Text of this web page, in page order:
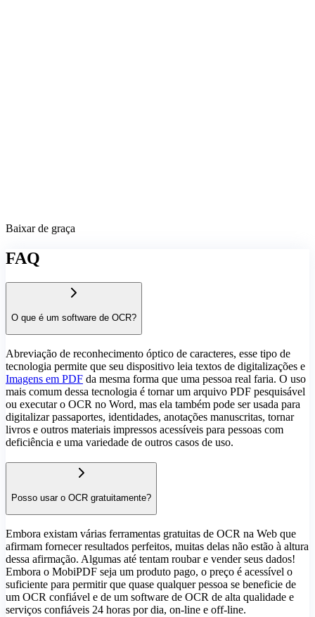
Baixar de graça
FAQ
O que é um software de OCR?
Abreviação de reconhecimento óptico de caracteres, esse tipo de
tecnologia permite que seu dispositivo leia textos de digitalizações e
Imagens em PDF da mesma forma que uma pessoa real faria. O uso
mais comum dessa tecnologia é tornar um arquivo PDF pesquisável
ou executar o OCR no Word, mas ela também pode ser usada para
digitalizar passaportes, identidades, anotações manuscritas, tornar
livros e outros materiais impressos acessíveis para pessoas com
deficiência e uma variedade de outros casos de uso.
Posso usar o OCR gratuitamente?
Embora existam várias ferramentas gratuitas de OCR na Web que
afirmam fornecer resultados perfeitos, muitas delas não estão à altura
dessa afirmação. Algumas até tentam roubar e vender seus dados!
Embora o MobiPDF seja um produto pago, o preço é acessível o
suficiente para permitir que quase qualquer pessoa se beneficie de
um OCR confiável e de um software de OCR de alta qualidade e
serviços confiáveis 24 horas por dia, on-line e off-line.